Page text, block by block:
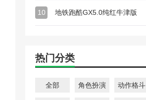
10 地铁跑酷GX5.0纯红牛津版
热门分类
全部 角色扮演 动作格斗